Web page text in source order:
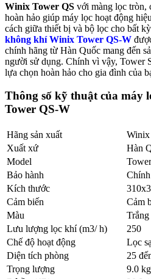
Winix Tower QS với màng lọc tròn,
hoàn hảo giúp máy lọc hoạt động
cách giữa thiết bị và bộ lọc cho bất
không khí Winix Tower QS-W
chính hãng từ Hàn Quốc mang đến
người sử dụng. Chính vì vậy, Tower
lựa chọn hoàn hảo cho gia đình của
Thông số kỹ thuật của máy
Tower QS-W
Hãng sản xuất
Winix
Xuất xứ
Hàn
Model
Bảo hành
Kích thước
Cảm biến
Cảm
Màu
Trắng
Lưu lượng lọc khí (m3/ h)
250
Chế độ hoạt động
Lọc
Diện tích phòng
25
Trọng lượng
9.0 kg